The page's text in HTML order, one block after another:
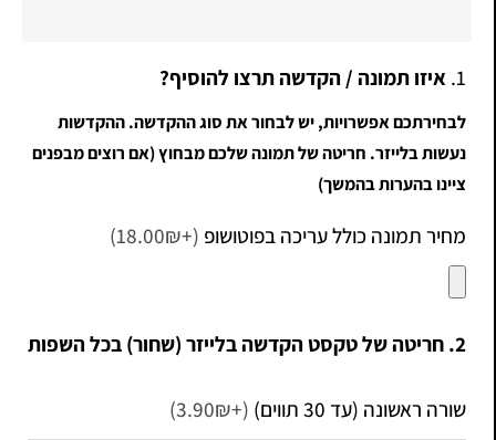
1. איזו תמונה / הקדשה תרצו להוסיף?
לבחירתכם אפשרויות, יש לבחור את סוג ההקדשה. ההקדשות
נעשות בלייזר. חריטה של תמונה שלכם מבחוץ (אם רוצים מבפנים
ציינו בהערות בהמשך)
מחיר תמונה כולל עריכה בפוטושופ (+18.00₪)
2. חריטה של טקסט הקדשה בלייזר (שחור) בכל השפות
שורה ראשונה (עד 30 תווים) (+3.90₪)